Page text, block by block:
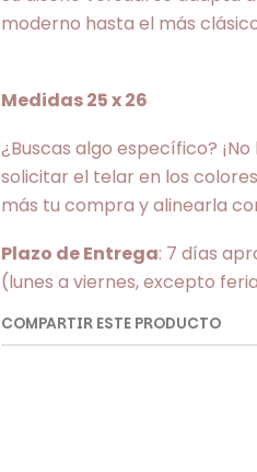
moderno hasta el más
Medidas 25 x 26
¿Buscas algo específico?
solicitar el telar en los
más tu compra y alinearla
Plazo de Entrega: 7 días
(lunes a viernes, excepto
COMPARTIR ESTE PRODUCTO